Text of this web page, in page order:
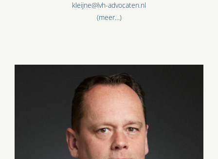
kleijne@lvh-advocaten.nl
(meer…)